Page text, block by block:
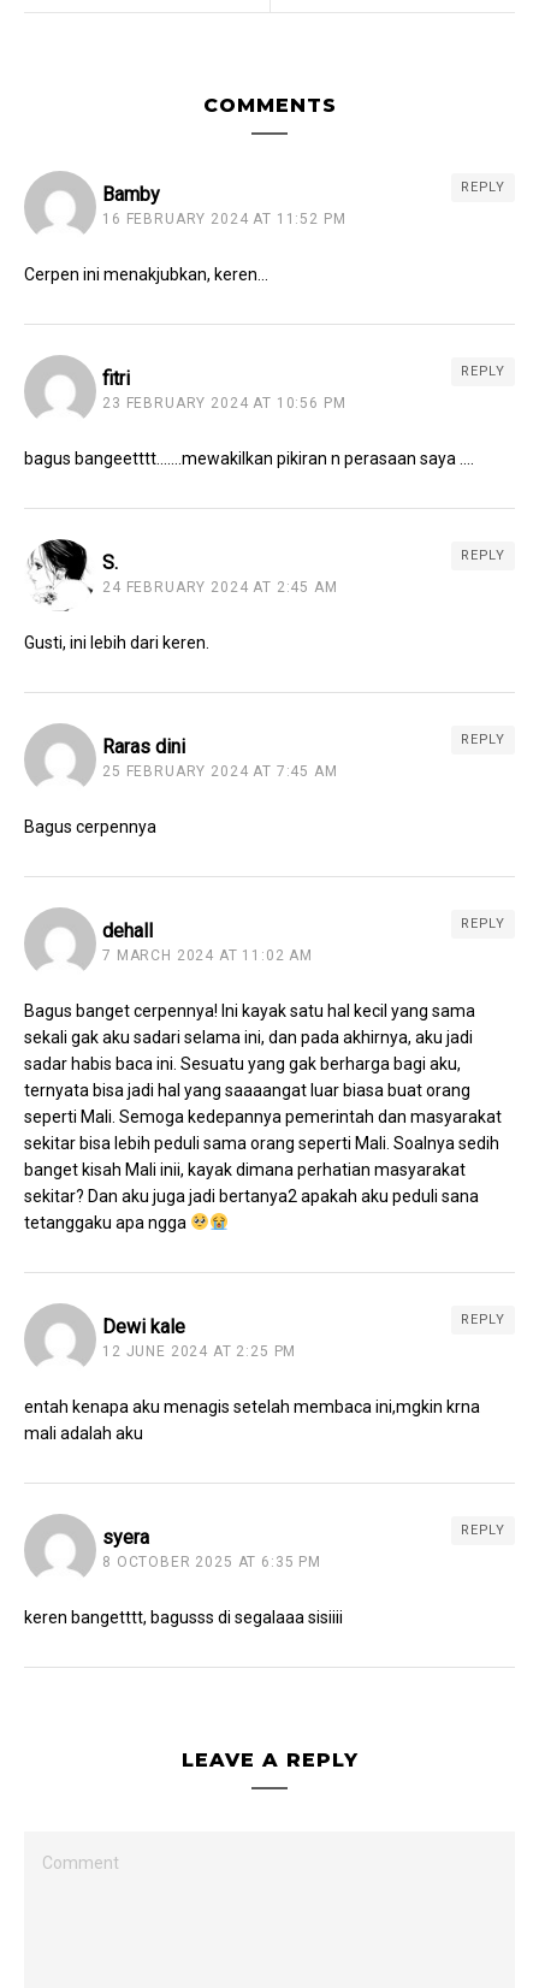
COMMENTS
Bamby
16 FEBRUARY 2024 AT 11:52 PM
REPLY
Cerpen ini menakjubkan, keren…
fitri
23 FEBRUARY 2024 AT 10:56 PM
REPLY
bagus bangeetttt…….mewakilkan pikiran n perasaan saya ….
S.
24 FEBRUARY 2024 AT 2:45 AM
REPLY
Gusti, ini lebih dari keren.
Raras dini
25 FEBRUARY 2024 AT 7:45 AM
REPLY
Bagus cerpennya
dehall
7 MARCH 2024 AT 11:02 AM
REPLY
Bagus banget cerpennya! Ini kayak satu hal kecil yang sama
sekali gak aku sadari selama ini, dan pada akhirnya, aku jadi
sadar habis baca ini. Sesuatu yang gak berharga bagi aku,
ternyata bisa jadi hal yang saaaangat luar biasa buat orang
seperti Mali. Semoga kedepannya pemerintah dan masyarakat
sekitar bisa lebih peduli sama orang seperti Mali. Soalnya sedih
banget kisah Mali inii, kayak dimana perhatian masyarakat
sekitar? Dan aku juga jadi bertanya2 apakah aku peduli sana
tetanggaku apa ngga
Dewi kale
12 JUNE 2024 AT 2:25 PM
REPLY
entah kenapa aku menagis setelah membaca ini,mgkin krna
mali adalah aku
syera
8 OCTOBER 2025 AT 6:35 PM
REPLY
keren bangetttt, bagusss di segalaaa sisiiii
LEAVE A REPLY